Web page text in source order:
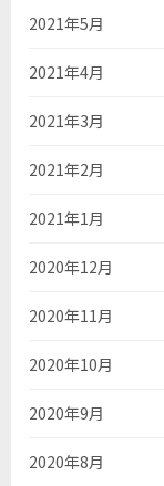
2021年5月
2021年4月
2021年3月
2021年2月
2021年1月
2020年12月
2020年11月
2020年10月
2020年9月
2020年8月